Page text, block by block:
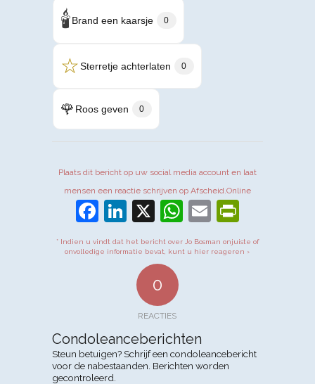
🕯️Brand een kaarsje 0
☆Sterretje achterlaten 0
🌹 Roos geven 0
Plaats dit bericht op uw social media account en laat
mensen een reactie schrijven op Afscheid.Online
Facebook
LinkedIn
X WhatsApp
Email
* Indien u vindt dat het bericht over Jo Bosman onjuiste of
onvolledige informatie bevat, kunt u hier reageren ›
0
REACTIES
Condoleanceberichten
Steun betuigen? Schrijf een condoleancebericht
voor de nabestaanden. Berichten worden
gecontroleerd.